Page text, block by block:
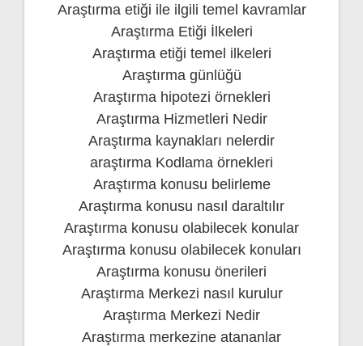
Araştırma etiği ile ilgili temel kavramlar
Araştırma Etiği İlkeleri
Araştırma etiği temel ilkeleri
Araştırma günlüğü
Araştırma hipotezi örnekleri
Araştırma Hizmetleri Nedir
Araştırma kaynakları nelerdir
araştırma Kodlama örnekleri
Araştırma konusu belirleme
Araştırma konusu nasıl daraltılır
Araştırma konusu olabilecek konular
Araştırma konusu olabilecek konuları
Araştırma konusu önerileri
Araştırma Merkezi nasıl kurulur
Araştırma Merkezi Nedir
Araştırma merkezine atananlar